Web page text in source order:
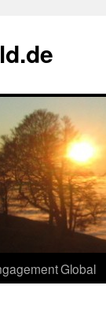
Global